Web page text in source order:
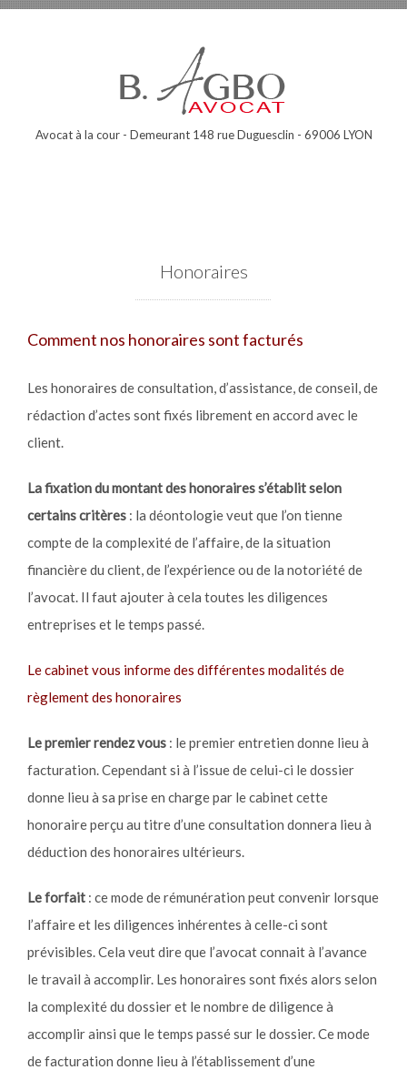
Avocat à la cour - Demeurant 148 rue Duguesclin - 69006 LYON
Honoraires
Comment nos honoraires sont facturés
Les honoraires de consultation, d’assistance, de conseil, de
rédaction d’actes sont fixés librement en accord avec le
client.
La fixation du montant des honoraires s’établit selon
certains critères : la déontologie veut que l’on tienne
compte de la complexité de l’affaire, de la situation
financière du client, de l’expérience ou de la notoriété de
l’avocat. Il faut ajouter à cela toutes les diligences
entreprises et le temps passé.
Le cabinet vous informe des différentes modalités de
règlement des honoraires
Le premier rendez vous : le premier entretien donne lieu à
facturation. Cependant si à l’issue de celui-ci le dossier
donne lieu à sa prise en charge par le cabinet cette
honoraire perçu au titre d’une consultation donnera lieu à
déduction des honoraires ultérieurs.
Le forfait : ce mode de rémunération peut convenir lorsque
l’affaire et les diligences inhérentes à celle-ci sont
prévisibles. Cela veut dire que l’avocat connait à l’avance
le travail à accomplir. Les honoraires sont fixés alors selon
la complexité du dossier et le nombre de diligence à
accomplir ainsi que le temps passé sur le dossier. Ce mode
de facturation donne lieu à l’établissement d’une